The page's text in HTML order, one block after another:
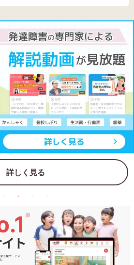
詳しく見る